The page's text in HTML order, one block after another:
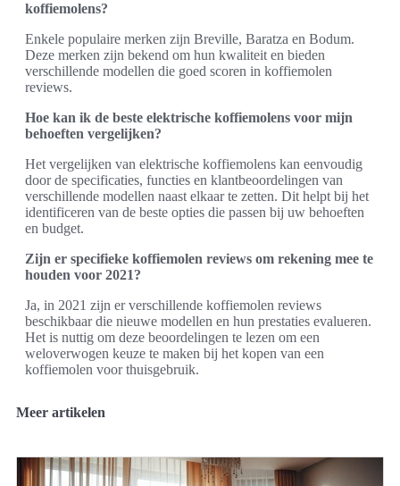
koffiemolens?
Enkele populaire merken zijn Breville, Baratza en Bodum.
Deze merken zijn bekend om hun kwaliteit en bieden
verschillende modellen die goed scoren in koffiemolen
reviews.
Hoe kan ik de beste elektrische koffiemolens voor mijn
behoeften vergelijken?
Het vergelijken van elektrische koffiemolens kan eenvoudig
door de specificaties, functies en klantbeoordelingen van
verschillende modellen naast elkaar te zetten. Dit helpt bij het
identificeren van de beste opties die passen bij uw behoeften
en budget.
Zijn er specifieke koffiemolen reviews om rekening mee te
houden voor 2021?
Ja, in 2021 zijn er verschillende koffiemolen reviews
beschikbaar die nieuwe modellen en hun prestaties evalueren.
Het is nuttig om deze beoordelingen te lezen om een
weloverwogen keuze te maken bij het kopen van een
koffiemolen voor thuisgebruik.
Meer artikelen